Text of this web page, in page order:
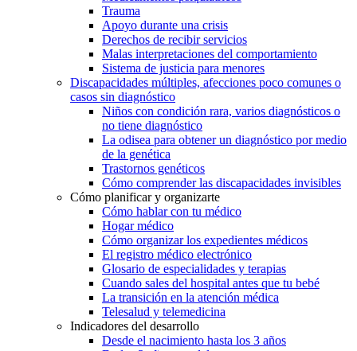
Trauma
Apoyo durante una crisis
Derechos de recibir servicios
Malas interpretaciones del comportamiento
Sistema de justicia para menores
Discapacidades múltiples, afecciones poco comunes o
casos sin diagnóstico
Niños con condición rara, varios diagnósticos o
no tiene diagnóstico
La odisea para obtener un diagnóstico por medio
de la genética
Trastornos genéticos
Cómo comprender las discapacidades invisibles
Cómo planificar y organizarte
Cómo hablar con tu médico
Hogar médico
Cómo organizar los expedientes médicos
El registro médico electrónico
Glosario de especialidades y terapias
Cuando sales del hospital antes que tu bebé
La transición en la atención médica
Telesalud y telemedicina
Indicadores del desarrollo
Desde el nacimiento hasta los 3 años